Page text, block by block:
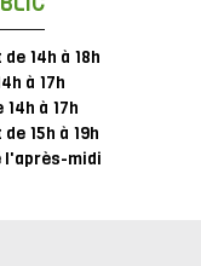
14h à 18h
à 17h
14h à 17h
15h à 19h
l'après-midi